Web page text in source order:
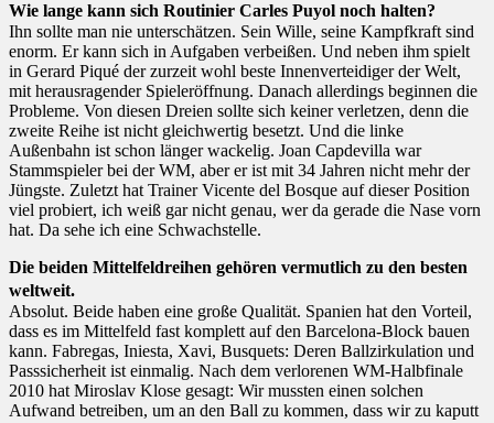
Wie lange kann sich Routinier Carles Puyol noch halten?
Ihn sollte man nie unterschätzen. Sein Wille, seine Kampfkraft sind
enorm. Er kann sich in Aufgaben verbeißen. Und neben ihm spielt
in Gerard Piqué der zurzeit wohl beste Innenverteidiger der Welt,
mit herausragender Spieleröffnung. Danach allerdings beginnen die
Probleme. Von diesen Dreien sollte sich keiner verletzen, denn die
zweite Reihe ist nicht gleichwertig besetzt. Und die linke
Außenbahn ist schon länger wackelig. Joan Capdevilla war
Stammspieler bei der WM, aber er ist mit 34 Jahren nicht mehr der
Jüngste. Zuletzt hat Trainer Vicente del Bosque auf dieser Position
viel probiert, ich weiß gar nicht genau, wer da gerade die Nase vorn
hat. Da sehe ich eine Schwachstelle.
Die beiden Mittelfeldreihen gehören vermutlich zu den besten
weltweit.
Absolut. Beide haben eine große Qualität. Spanien hat den Vorteil,
dass es im Mittelfeld fast komplett auf den Barcelona-Block bauen
kann. Fabregas, Iniesta, Xavi, Busquets: Deren Ballzirkulation und
Passsicherheit ist einmalig. Nach dem verlorenen WM-Halbfinale
2010 hat Miroslav Klose gesagt: Wir mussten einen solchen
Aufwand betreiben, um an den Ball zu kommen, dass wir zu kaputt